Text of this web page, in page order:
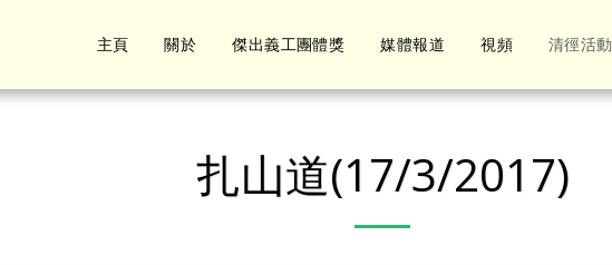
主頁 關於 傑出義工團體獎 媒體報道 視頻 清徑活動
扎山道(17/3/2017)